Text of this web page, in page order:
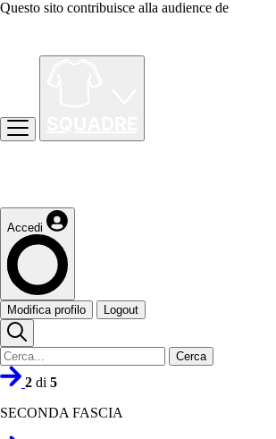
Questo sito contribuisce alla audience de
Accedi
Modifica profilo Logout
Cerca
2 di 5
SECONDA FASCIA